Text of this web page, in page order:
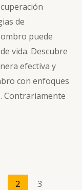
de
puede
vida. Descubre
efectiva y
con enfoques
Contrariamente
2
3